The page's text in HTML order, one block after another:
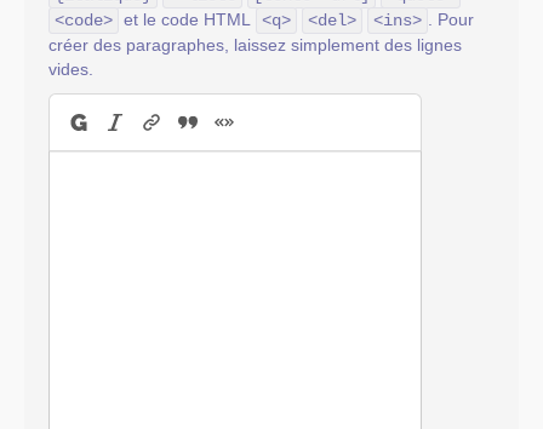
<code> et le code HTML <q> <del> <ins> . Pour
créer des paragraphes, laissez simplement des lignes
vides.